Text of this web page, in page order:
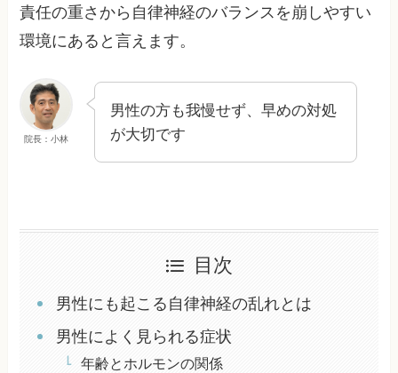
責任の重さから自律神経のバランスを崩しやすい
環境にあると言えます。
院長：小林
男性の方も我慢せず、早めの対処
が大切です
目次
男性にも起こる自律神経の乱れとは
男性によく見られる症状
年齢とホルモンの関係